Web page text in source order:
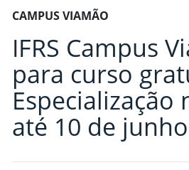
Início do conteúdo
CAMPUS VIAMÃO
IFRS Campus
para curso
Especialização
até 10 de junho